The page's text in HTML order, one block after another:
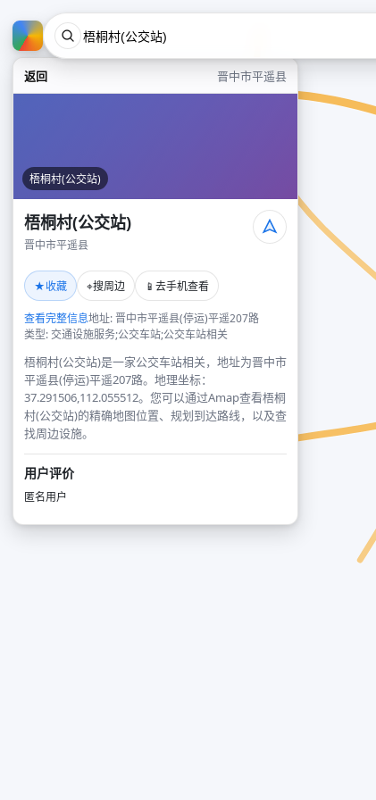
返回 晋中市平遥县
梧桐村(公交站)
梧桐村(公交站)
晋中市平遥县
★收藏 ⌖搜周边 📱 去手机查看
查看完整信息地址: 晋中市平遥县(停运)平遥207路
类型: 交通设施服务;公交车站;公交车站相关
梧桐村(公交站)是一家公交车站相关，地址为晋中市
平遥县(停运)平遥207路。地理坐标：
37.291506,112.055512。您可以通过Amap查看梧桐
村(公交站)的精确地图位置、规划到达路线，以及查
找周边设施。
用户评价
匿名用户